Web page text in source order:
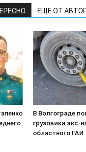
ЕЩЕ ОТ
В Волгограде
грузовики экс-
областного ГАИ